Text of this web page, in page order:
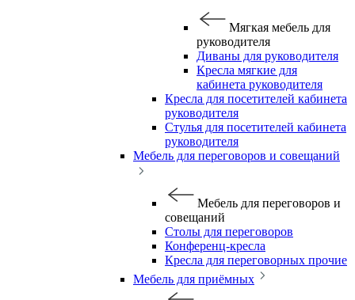
Мягкая мебель для
руководителя
Диваны для руководителя
Кресла мягкие для
кабинета руководителя
Кресла для посетителей кабинета
руководителя
Стулья для посетителей кабинета
руководителя
Мебель для переговоров и совещаний
Мебель для переговоров и
совещаний
Столы для переговоров
Конференц-кресла
Кресла для переговорных прочие
Мебель для приёмных